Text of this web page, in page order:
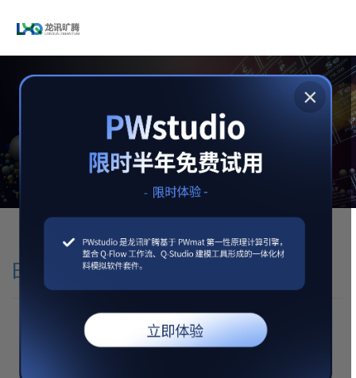
×
Charge Patching Method
Nanostructure Calculation First Principle Device Simulation
明星产品